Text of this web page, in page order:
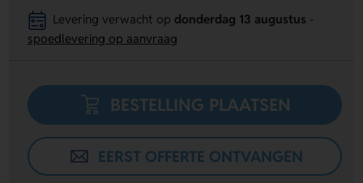
Levering verwacht op donderdag 13 augustus
spoedlevering op aanvraag
BESTELLING PLAATSEN
EERST OFFERTE ONTVANGEN